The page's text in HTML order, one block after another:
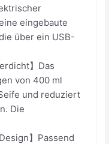
eingebaute
über ein USB-
】Das
von 400 ml
und reduziert
Die
】Passend